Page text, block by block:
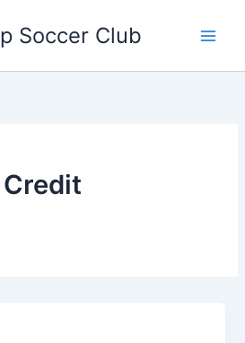
Soccer Club